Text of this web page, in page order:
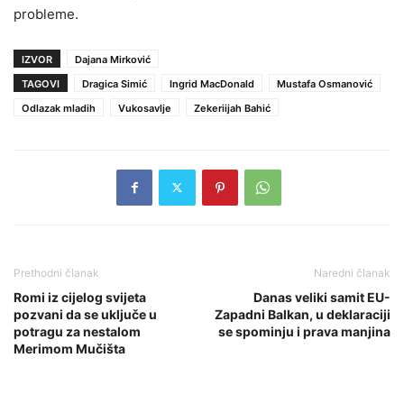
probleme.
IZVOR
Dajana Mirković
TAGOVI
Dragica Simić Ingrid MacDonald
Mustafa Osmanović
Odlazak mladih
Vukosavlje Zekeriijah Bahić
Prethodni članak
Romi iz cijelog svijeta
pozvani da se uključe u
potragu za nestalom
Merimom Mučišta
Naredni članak
Danas veliki samit EU-
Zapadni Balkan, u deklaraciji
se spominju i prava manjina